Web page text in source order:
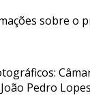
sobre o
Pedro Lopes